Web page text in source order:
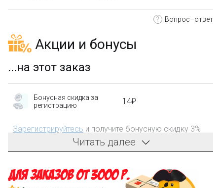
? Вопрос–ответ
Акции и бонусы
...на этот заказ
Бонусная скидка за
регистрацию
14₽
Зарегистрируйтесь и получите бонусную скидку 3%
на первый заказ!
затрат на доставку
Читать далее